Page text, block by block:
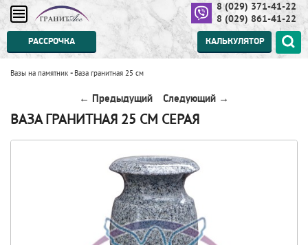
8 (029) 371-41-22
8 (029) 861-41-22
РАССРОЧКА КАЛЬКУЛЯТОР
Вазы на памятник - Ваза гранитная 25 см
← Предыдущий Следующий →
ВАЗА ГРАНИТНАЯ 25 СМ СЕРАЯ